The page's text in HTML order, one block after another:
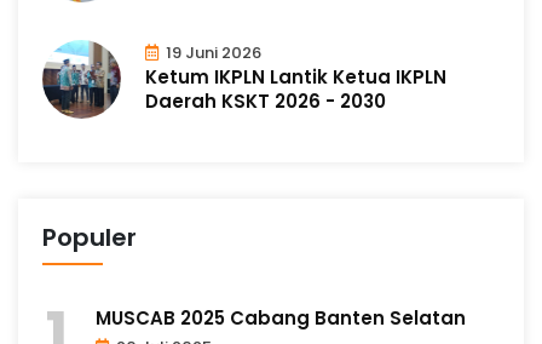
19 Juni 2026
Ketum IKPLN Lantik Ketua IKPLN
Daerah KSKT 2026 - 2030
Populer
MUSCAB 2025 Cabang Banten Selatan